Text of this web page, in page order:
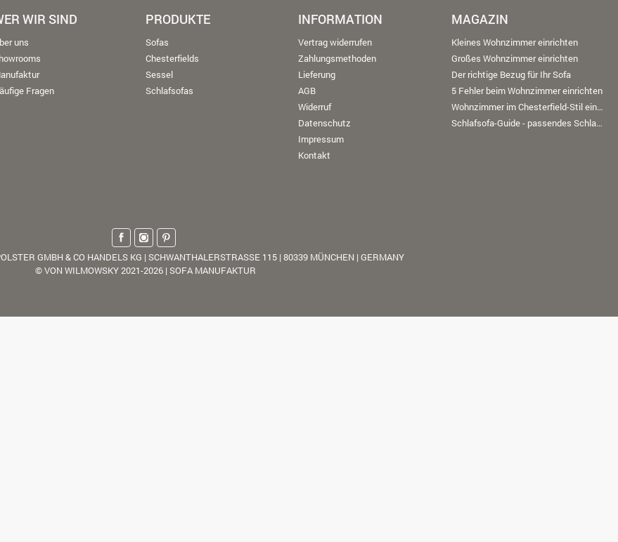
WIR SIND
uns
Fragen
PRODUKTE
Sofas
Chesterfields
Sessel
Schlafsofas
INFORMATION
Vertrag widerrufen
Zahlungsmethoden
Lieferung
AGB
Widerruf
Datenschutz
Impressum
Kontakt
MAGAZIN
Kleines Wohnzimmer einrichten
Großes Wohnzimmer einrichten
Der richtige Bezug für Ihr Sofa
5 Fehler beim Wohnzimmer einrichten
Wohnzimmer im Chesterfield-Stil einrichten
Schlafsofa-Guide - passendes Schlafsofa finden
GMBH & CO HANDELS KG | SCHWANTHALERSTRASSE 115 | 80339 MÜNCHEN | GERMANY
© VON WILMOWSKY 2021-2026 | SOFA MANUFAKTUR